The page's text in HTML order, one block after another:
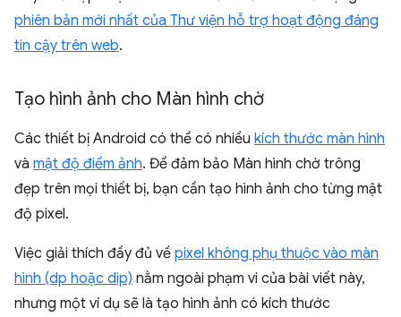
phiên bản mới nhất của Thư viện hỗ trợ hoạt động đáng
tin cậy trên web.
Tạo hình ảnh cho Màn hình chờ
Các thiết bị Android có thể có nhiều kích thước màn hình
và mật độ điểm ảnh. Để đảm bảo Màn hình chờ trông
đẹp trên mọi thiết bị, bạn cần tạo hình ảnh cho từng mật
độ pixel.
Việc giải thích đầy đủ về pixel không phụ thuộc vào màn
hình (dp hoặc dip) nằm ngoài phạm vi của bài viết này,
nhưng một ví dụ sẽ là tạo hình ảnh có kích thước